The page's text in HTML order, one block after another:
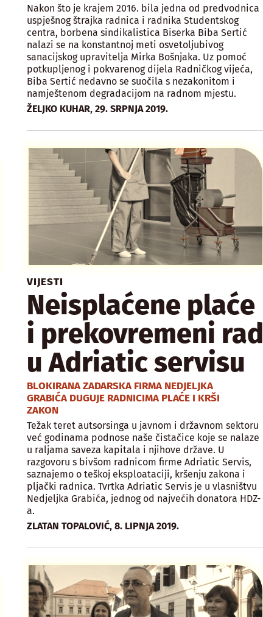
Nakon što je krajem 2016. bila jedna od predvodnica
uspješnog štrajka radnica i radnika Studentskog
centra, borbena sindikalistica Biserka Biba Sertić
nalazi se na konstantnoj meti osvetoljubivog
sanacijskog upravitelja Mirka Bošnjaka. Uz pomoć
potkupljenog i pokvarenog dijela Radničkog vijeća,
Biba Sertić nedavno se suočila s nezakonitom i
namještenom degradacijom na radnom mjestu.
ŽELJKO KUHAR,29. SRPNJA 2019.
VIJESTI
Neisplaćene plaće
i prekovremeni rad
u Adriatic servisu
BLOKIRANA ZADARSKA FIRMA NEDJELJKA
GRABIĆA DUGUJE RADNICIMA PLAĆE I KRŠI
ZAKON
Težak teret autsorsinga u javnom i državnom sektoru
već godinama podnose naše čistačice koje se nalaze
u raljama saveza kapitala i njihove države. U
razgovoru s bivšom radnicom firme Adriatic Servis,
saznajemo o teškoj eksploataciji, kršenju zakona i
pljački radnica. Tvrtka Adriatic Servis je u vlasništvu
Nedjeljka Grabića, jednog od najvećih donatora HDZ-
a.
ZLATAN TOPALOVIĆ,8. LIPNJA 2019.